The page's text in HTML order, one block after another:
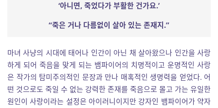
‘아니면, 죽었다가 부활한 건가요.’
“죽은 거나 다름없이 살아 있는 존재지.”
마녀 사냥의 시대에 태어나 인간이 아닌 채 살아왔으나 인간을 사랑
하게 되어 죽음을 맞게 되는 뱀파이어의 치명적이고 운명적인 사랑
은 작가의 탐미주의적인 문장과 만나 매혹적인 생명력을 얻었다. 어
떤 것으로도 죽일 수 없는 강력한 존재를 죽음으로 몰고 가는 유일한
원인이 사랑이라는 설정은 아이러니이지만 강자인 뱀파이어가 약자